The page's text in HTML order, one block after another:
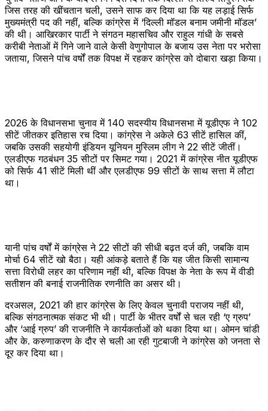
जिस तरह की खींचतान चली, उसने साफ कर दिया था कि यह लड़ाई सिर्फ
मुख्यमंत्री पद की नहीं, बल्कि कांग्रेस में ‘दिल्ली मॉडल बनाम जमीनी मॉडल’
की थी। आखिरकार पार्टी ने संगठन महासचिव और राहुल गांधी के सबसे
करीबी नेताओं में गिने जाने वाले केसी वेणुगोपाल के बजाय उस नेता पर भरोसा
जताया, जिसने पांच वर्षों तक विपक्ष में रहकर कांग्रेस को दोबारा खड़ा किया।
2026 के विधानसभा चुनाव में 140 सदस्यीय विधानसभा में यूडीएफ ने 102
सीटें जीतकर इतिहास रच दिया। कांग्रेस ने अकेले 63 सीटें हासिल कीं,
जबकि उसकी सहयोगी इंडियन यूनियन मुस्लिम लीग ने 22 सीटें जीतीं।
एलडीएफ गठबंधन 35 सीटों पर सिमट गया। 2021 में कांग्रेस नीत यूडीएफ
को सिर्फ 41 सीटें मिली थीं और एलडीएफ 99 सीटों के साथ सत्ता में लौटा
था।
यानी पांच वर्षों में कांग्रेस ने 22 सीटों की सीधी बढ़त दर्ज की, जबकि वाम
मोर्चा 64 सीटें खो बैठा। यही आंकड़े बताते हैं कि यह जीत किसी सामान्य
सत्ता विरोधी लहर का परिणाम नहीं थी, बल्कि विपक्ष के नेता के रूप में वीडी
सतीशन की बनाई राजनीतिक रणनीति का असर थी।
दरअसल, 2021 की हार कांग्रेस के लिए केवल चुनावी पराजय नहीं थी,
बल्कि संगठनात्मक संकट भी थी। पार्टी के भीतर वर्षों से चल रही ‘ए ग्रुप’
और ‘आई ग्रुप’ की राजनीति ने कार्यकर्ताओं को थका दिया था। ओमन चांडी
और के. करुणाकरण के दौर से चली आ रही गुटबाजी ने कांग्रेस को जनता से
दूर कर दिया था।